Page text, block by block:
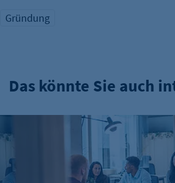
Gründung
Das könnte Sie auch
Gründungszahlen steigen, Bürokratie